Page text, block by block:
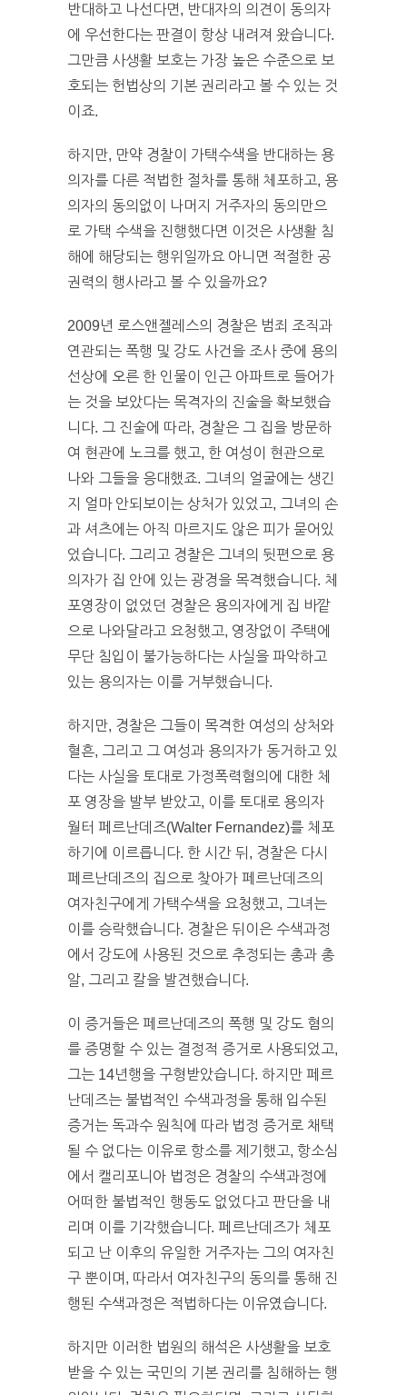
반대하고 나선다면, 반대자의 의견이 동의자
에 우선한다는 판결이 항상 내려져 왔습니다.
그만큼 사생활 보호는 가장 높은 수준으로 보
호되는 헌법상의 기본 권리라고 볼 수 있는 것
이죠.
하지만, 만약 경찰이 가택수색을 반대하는 용
의자를 다른 적법한 절차를 통해 체포하고, 용
의자의 동의없이 나머지 거주자의 동의만으
로 가택 수색을 진행했다면 이것은 사생활 침
해에 해당되는 행위일까요 아니면 적절한 공
권력의 행사라고 볼 수 있을까요?
2009년 로스앤젤레스의 경찰은 범죄 조직과
연관되는 폭행 및 강도 사건을 조사 중에 용의
선상에 오른 한 인물이 인근 아파트로 들어가
는 것을 보았다는 목격자의 진술을 확보했습
니다. 그 진술에 따라, 경찰은 그 집을 방문하
여 현관에 노크를 했고, 한 여성이 현관으로
나와 그들을 응대했죠. 그녀의 얼굴에는 생긴
지 얼마 안되보이는 상처가 있었고, 그녀의 손
과 셔츠에는 아직 마르지도 않은 피가 묻어있
었습니다. 그리고 경찰은 그녀의 뒷편으로 용
의자가 집 안에 있는 광경을 목격했습니다. 체
포영장이 없었던 경찰은 용의자에게 집 바깥
으로 나와달라고 요청했고, 영장없이 주택에
무단 침입이 불가능하다는 사실을 파악하고
있는 용의자는 이를 거부했습니다.
하지만, 경찰은 그들이 목격한 여성의 상처와
혈흔, 그리고 그 여성과 용의자가 동거하고 있
다는 사실을 토대로 가정폭력혐의에 대한 체
포 영장을 발부 받았고, 이를 토대로 용의자
월터 페르난데즈(Walter Fernandez)를 체포
하기에 이르릅니다. 한 시간 뒤, 경찰은 다시
페르난데즈의 집으로 찾아가 페르난데즈의
여자친구에게 가택수색을 요청했고, 그녀는
이를 승락했습니다. 경찰은 뒤이은 수색과정
에서 강도에 사용된 것으로 추정되는 총과 총
알, 그리고 칼을 발견했습니다.
이 증거들은 페르난데즈의 폭행 및 강도 혐의
를 증명할 수 있는 결정적 증거로 사용되었고,
그는 14년행을 구형받았습니다. 하지만 페르
난데즈는 불법적인 수색과정을 통해 입수된
증거는 독과수 원칙에 따라 법정 증거로 채택
될 수 없다는 이유로 항소를 제기했고, 항소심
에서 캘리포니아 법정은 경찰의 수색과정에
어떠한 불법적인 행동도 없었다고 판단을 내
리며 이를 기각했습니다. 페르난데즈가 체포
되고 난 이후의 유일한 거주자는 그의 여자친
구 뿐이며, 따라서 여자친구의 동의를 통해 진
행된 수색과정은 적법하다는 이유였습니다.
하지만 이러한 법원의 해석은 사생활을 보호
받을 수 있는 국민의 기본 권리를 침해하는 행